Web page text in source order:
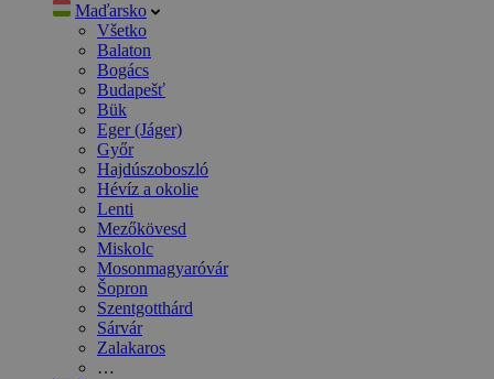
Maďarsko
Všetko
Balaton
Bogács
Budapešť
Bük
Eger (Jáger)
Győr
Hajdúszoboszló
Hévíz a okolie
Lenti
Mezőkövesd
Miskolc
Mosonmagyaróvár
Šopron
Szentgotthárd
Sárvár
Zalakaros
…